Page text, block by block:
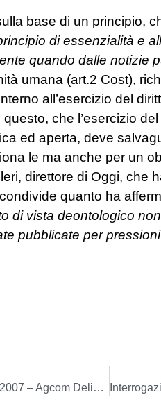
base di un principio,
di essenzialità e
quando dalle notizie
umana (art.2 Cost),
all’esercizio del
che l’esercizio
ed aperta, deve
le ma anche per un
direttore di Oggi, che
quanto ha
di vista deontologico
pubblicate per
Gazzetta Ufficiale N. 66 del 20 Marzo 2007 – Agcom Deliberazione 7 marzo 2007